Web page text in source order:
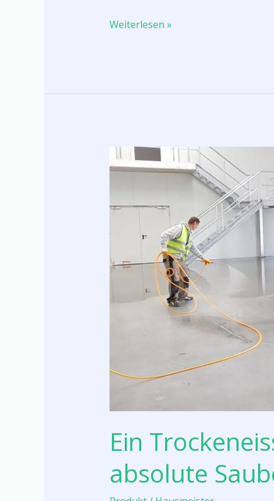
Weiterlesen »
Ein
absolute
Ein
Trockeneisstrahlgerät
absolute